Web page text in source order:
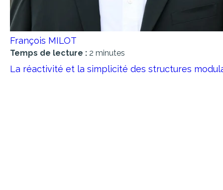
François MILOT
Temps de lecture : 2 minutes
La réactivité et la simplicité des structures